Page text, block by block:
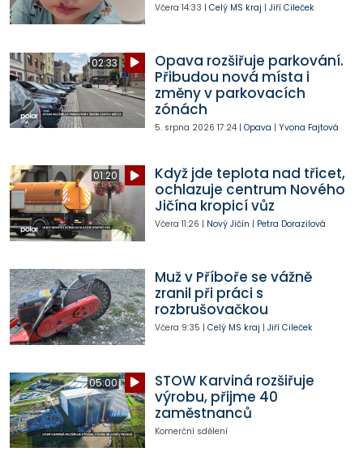
Včera 14:33 | Celý MS kraj | Jiří Cileček
02:33
Opava rozšiřuje parkování.
Přibudou nová místa i
změny v parkovacích
zónách
5. srpna 2026 17:24| Opava | Yvona Fajtová
01:20
Když jde teplota nad třicet,
ochlazuje centrum Nového
Jičína kropicí vůz
Včera 11:26 | Nový Jičín | Petra Dorazilová
Muž v Příboře se vážně
zranil při práci s
rozbrušovačkou
Včera 9:35 | Celý MS kraj | Jiří Cileček
05:00
STOW Karviná rozšiřuje
výrobu, přijme 40
zaměstnanců
Komerční sdělení